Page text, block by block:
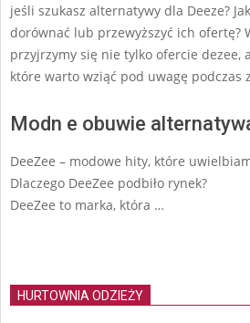
jeśli szukasz alternatywy dla Deeze?
dorównać lub przewyższyć ich ofertę?
przyjrzymy się nie tylko ofercie dezee,
które warto wziąć pod uwagę podczas
Modn e obuwie
DeeZee – modowe hity, które
Dlaczego DeeZee podbiło rynek?
DeeZee to marka, która …
HURTOWNIA ODZIEŻY